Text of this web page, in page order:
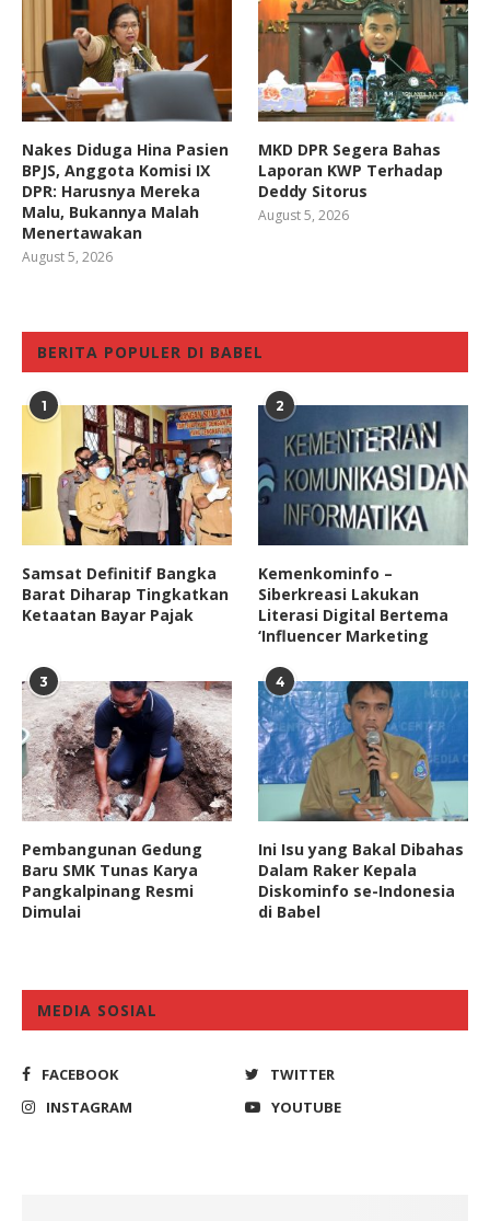
Nakes Diduga Hina Pasien
BPJS, Anggota Komisi IX
DPR: Harusnya Mereka
Malu, Bukannya Malah
Menertawakan
August 5, 2026
MKD DPR Segera Bahas
Laporan KWP Terhadap
Deddy Sitorus
August 5, 2026
BERITA POPULER DI BABEL
1
Samsat Definitif Bangka
Barat Diharap Tingkatkan
Ketaatan Bayar Pajak
2
Kemenkominfo –
Siberkreasi Lakukan
Literasi Digital Bertema
‘Influencer Marketing
3
Pembangunan Gedung
Baru SMK Tunas Karya
Pangkalpinang Resmi
Dimulai
4
Ini Isu yang Bakal Dibahas
Dalam Raker Kepala
Diskominfo se-Indonesia
di Babel
MEDIA SOSIAL
FACEBOOK
TWITTER
INSTAGRAM
YOUTUBE